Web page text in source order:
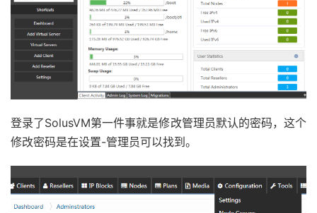
登录了SolusVM第一件事就是修改管理员默认的密码，这个
修改密码是在设置-管理员可以找到。